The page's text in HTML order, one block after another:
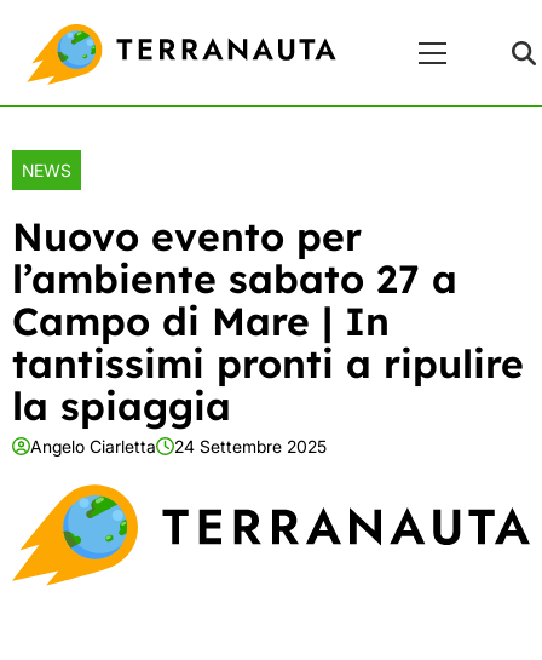
content
Principale
NEWS
Nuovo evento per
l’ambiente sabato 27 a
Campo di Mare | In
tantissimi pronti a ripulire
la spiaggia
Angelo Ciarletta 24 Settembre 2025